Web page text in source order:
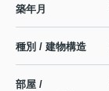
築年月
種別 / 建物構造
部屋 /